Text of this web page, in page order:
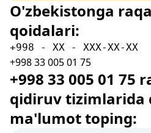
O'zbekistonga
qoidalari:
+998 - XX - XXX-XX-XX
+998 33 005 01 75
+998 33 005 01 75
qidiruv tizimlarida
ma'lumot toping: